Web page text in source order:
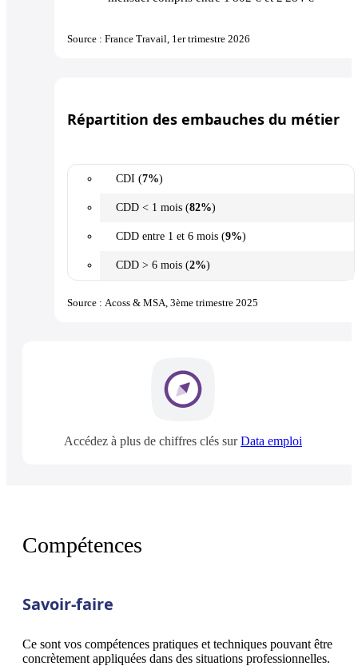
Source : France Travail, 1er trimestre 2026
Répartition des embauches du métier
CDI (7%)
CDD < 1 mois (82%)
CDD entre 1 et 6 mois (9%)
CDD > 6 mois (2%)
Source : Acoss & MSA, 3ème trimestre 2025
Accédez à plus de chiffres clés surData emploi
Compétences
Savoir-faire
Ce sont vos compétences pratiques et techniques pouvant être
concrètement appliquées dans des situations professionnelles.